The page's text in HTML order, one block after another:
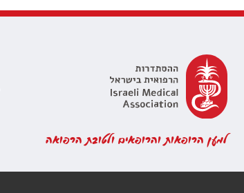
למען הרופאות והרופאים ולטובת הרפואה